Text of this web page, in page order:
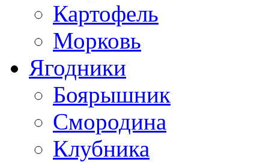
Картофель
Морковь
Ягодники
Боярышник
Смородина
Клубника